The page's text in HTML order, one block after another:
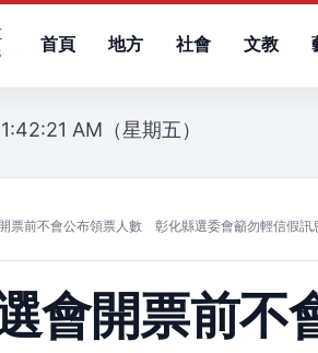
首頁 地方 社會 文教
AM（星期五）
票前不會公布領票人數 彰化縣選委會籲勿輕信假訊
會開票前不